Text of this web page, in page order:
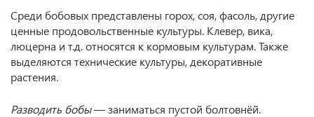
Среди бобовых представлены горох, соя, фасоль, другие
ценные продовольственные культуры. Клевер, вика,
люцерна и т.д. относятся к кормовым культурам. Также
выделяются технические культуры, декоративные
растения.
Разводить бобы— заниматься пустой болтовнёй.